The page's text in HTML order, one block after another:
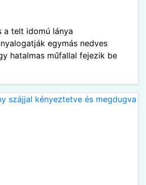
a telt idomú lánya
egymás nedves
hatalmas műfallal fejezik be